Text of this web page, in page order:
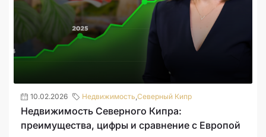
10.02.2026 Недвижимость Северный Кипр
Недвижимость Северного Кипра:
преимущества, цифры и сравнение с Европой